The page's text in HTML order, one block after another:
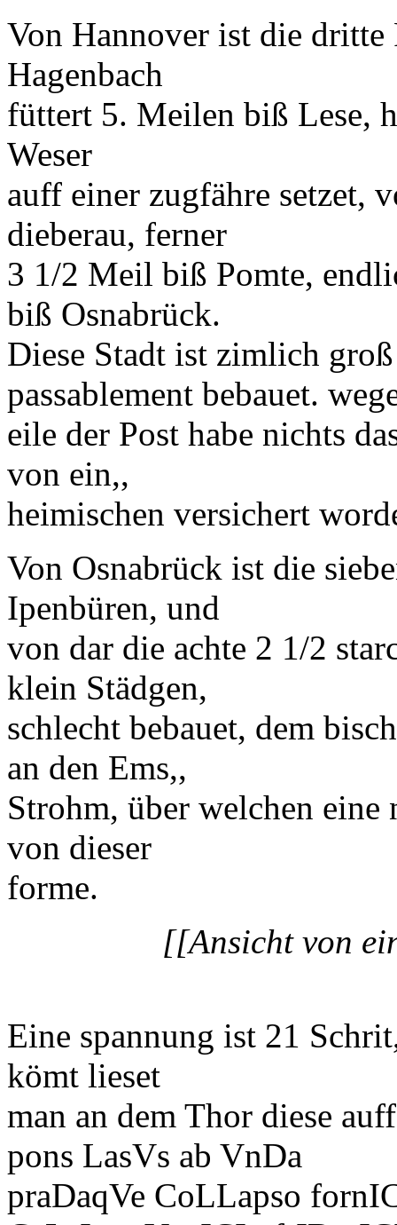
Von Hannover ist die dritte
Hagenbach
füttert 5. Meilen biß Lese,
Weser
auff einer zugfähre setzet,
dieberau, ferner
3 1/2 Meil biß Pomte,
biß Osnabrück.
Diese Stadt ist zimlich
passablement bebauet.
eile der Post habe nichts
von ein,,
heimischen versichert
Von Osnabrück ist die
Ipenbüren, und
von dar die achte 2 1/2
klein Städgen,
schlecht bebauet, dem
an den Ems,,
Strohm, über welchen eine
von dieser
forme.
[[Ansicht von
Eine spannung ist 21
kömt lieset
man an dem Thor diese
pons LasVs ab VnDa
praDaqVe CoLLapso